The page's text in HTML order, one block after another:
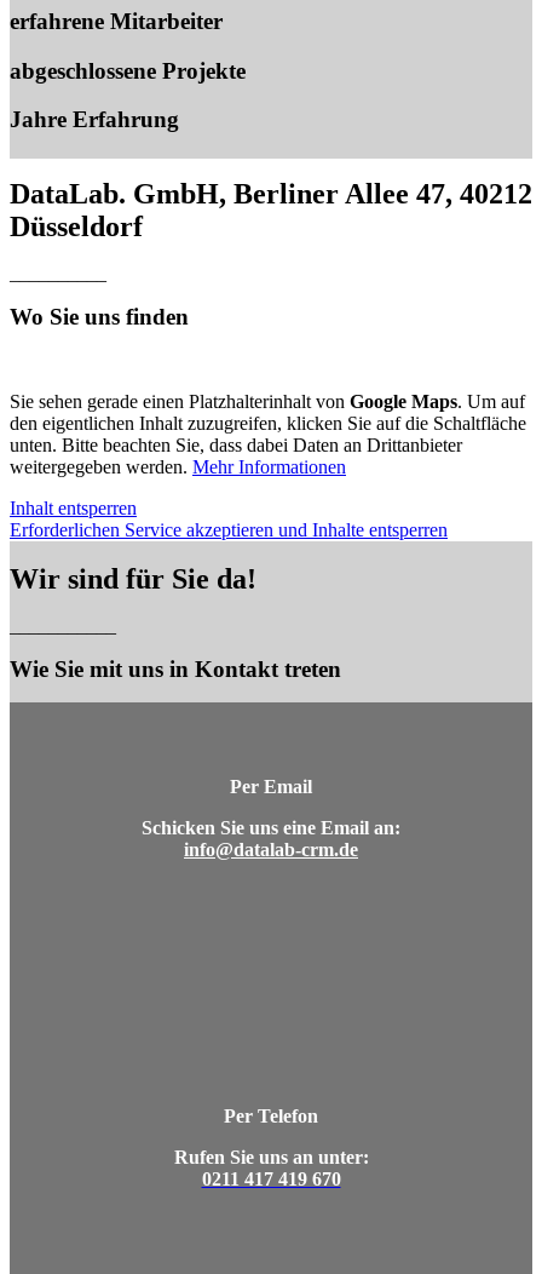
erfahrene Mitarbeiter
abgeschlossene Projekte
Jahre Erfahrung
DataLab. GmbH, Berliner Allee 47, 40212
Düsseldorf
Wo Sie uns finden
Sie sehen gerade einen Platzhalterinhalt von Google Maps. Um auf
den eigentlichen Inhalt zuzugreifen, klicken Sie auf die Schaltfläche
unten. Bitte beachten Sie, dass dabei Daten an Drittanbieter
weitergegeben werden. Mehr Informationen
Inhalt entsperren
Erforderlichen Service akzeptieren und Inhalte entsperren
Wir sind für Sie da!
Wie Sie mit uns in Kontakt treten
Per Email
Schicken Sie uns eine Email an:
info@datalab-crm.de
Per Telefon
Rufen Sie uns an unter:
0211 417 419 670